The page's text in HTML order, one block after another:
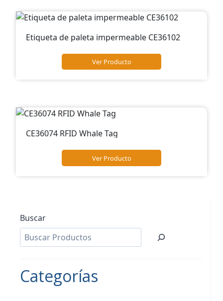
Etiqueta de paleta impermeable CE36102
Ver Producto
CE36074 RFID Whale Tag
Ver Producto
Buscar
Categorías